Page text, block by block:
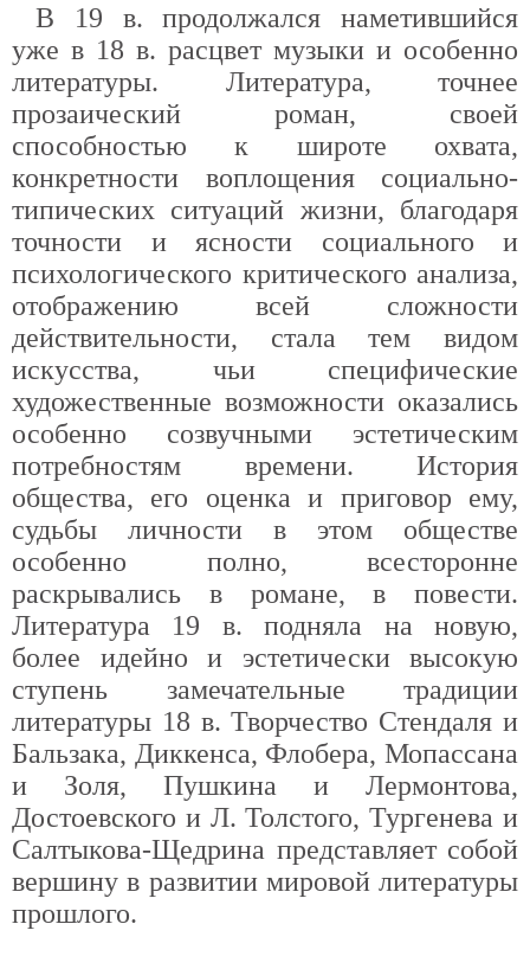
В 19 в. продолжался наметившийся
уже в 18 в. расцвет музыки и особенно
литературы. Литература, точнее
прозаический роман, своей
способностью к широте охвата,
конкретности воплощения социально-
типических ситуаций жизни, благодаря
точности и ясности социального и
психологического критического анализа,
отображению всей сложности
действительности, стала тем видом
искусства, чьи специфические
художественные возможности оказались
особенно созвучными эстетическим
потребностям времени. История
общества, его оценка и приговор ему,
судьбы личности в этом обществе
особенно полно, всесторонне
раскрывались в романе, в повести.
Литература 19 в. подняла на новую,
более идейно и эстетически высокую
ступень замечательные традиции
литературы 18 в. Творчество Стендаля и
Бальзака, Диккенса, Флобера, Мопассана
и Золя, Пушкина и Лермонтова,
Достоевского и Л. Толстого, Тургенева и
Салтыкова-Щедрина представляет собой
вершину в развитии мировой литературы
прошлого.